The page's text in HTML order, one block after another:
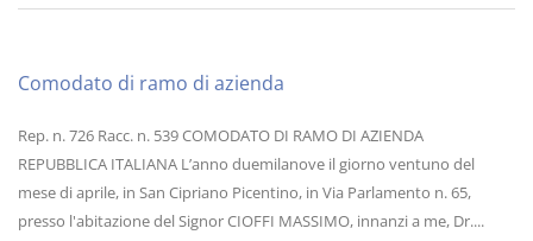
Comodato di ramo di azienda
Rep. n. 726 Racc. n. 539 COMODATO DI RAMO DI AZIENDA
REPUBBLICA ITALIANA L’anno duemilanove il giorno ventuno del
mese di aprile, in San Cipriano Picentino, in Via Parlamento n. 65,
presso l'abitazione del Signor CIOFFI MASSIMO, innanzi a me, Dr....